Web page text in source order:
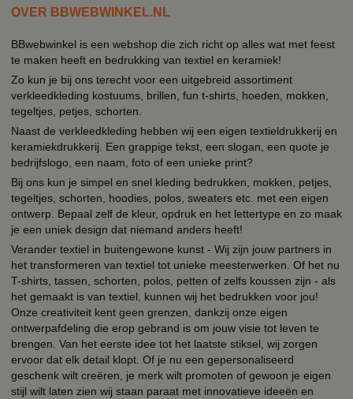
OVER BBWEBWINKEL.NL
BBwebwinkel is een webshop die zich richt op alles wat met feest
te maken heeft en bedrukking van textiel en keramiek!
Zo kun je bij ons terecht voor een uitgebreid assortiment
verkleedkleding kostuums, brillen, fun t-shirts, hoeden, mokken,
tegeltjes, petjes, schorten.
Naast de verkleedkleding hebben wij een eigen textieldrukkerij en
keramiekdrukkerij. Een grappige tekst, een slogan, een quote je
bedrijfslogo, een naam, foto of een unieke print?
Bij ons kun je simpel en snel kleding bedrukken, mokken, petjes,
tegeltjes, schorten, hoodies, polos, sweaters etc. met een eigen
ontwerp. Bepaal zelf de kleur, opdruk en het lettertype en zo maak
je een uniek design dat niemand anders heeft!
Verander textiel in buitengewone kunst - Wij zijn jouw partners in
het transformeren van textiel tot unieke meesterwerken. Of het nu
T-shirts, tassen, schorten, polos, petten of zelfs koussen zijn - als
het gemaakt is van textiel, kunnen wij het bedrukken voor jou!
Onze creativiteit kent geen grenzen, dankzij onze eigen
ontwerpafdeling die erop gebrand is om jouw visie tot leven te
brengen. Van het eerste idee tot het laatste stiksel, wij zorgen
ervoor dat elk detail klopt. Of je nu een gepersonaliseerd
geschenk wilt creëren, je merk wilt promoten of gewoon je eigen
stijl wilt laten zien wij staan paraat met innovatieve ideeën en